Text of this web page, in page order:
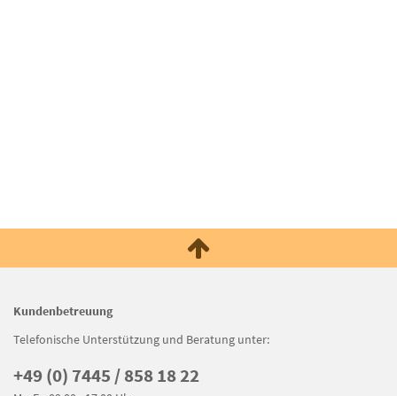
Kundenbetreuung
Telefonische Unterstützung und Beratung unter:
+49 (0) 7445 / 858 18 22